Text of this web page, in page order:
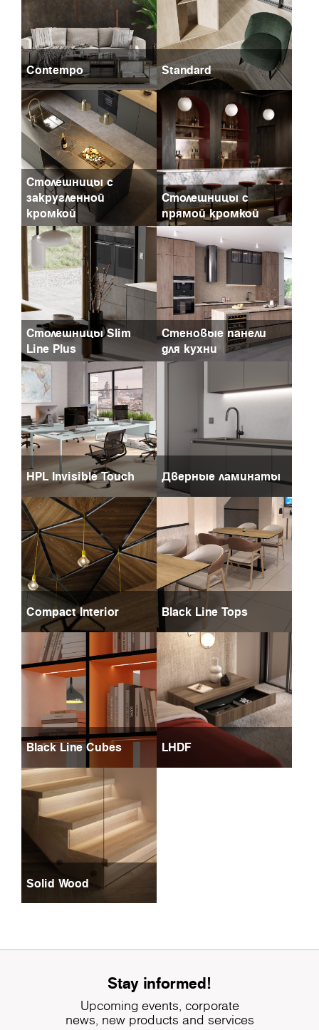
Contempo Standard
Столешницы с
закругленной
кромкой
Столешницы с
прямой кромкой
Столешницы Slim
Line Plus
Стеновые панели
для кухни
HPL Invisible Touch Дверные ламинаты
Compact Interior Black Line Tops
Black Line Cubes LHDF
Solid Wood
Stay informed!
Upcoming events, corporate
news, new products and services